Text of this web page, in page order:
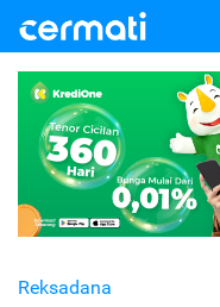
Reksadana